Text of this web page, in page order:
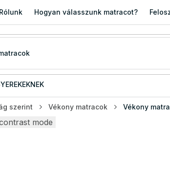
Rólunk Hogyan válasszunk matracot?
szerint Vékony matracok Vékony
mode